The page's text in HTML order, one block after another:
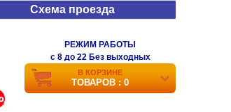
Схема проезда
РЕЖИМ РАБОТЫ
c 8 до 22 Без выходных
В КОРЗИНЕ
ТОВАРОВ : 0